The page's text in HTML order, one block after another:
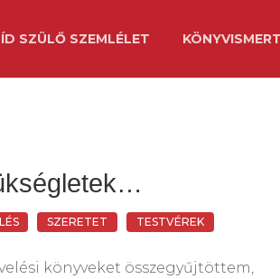
SZÜLŐ SZEMLÉLET
SZERETET TESTVÉREK
könyveket összegyűjtöttem,